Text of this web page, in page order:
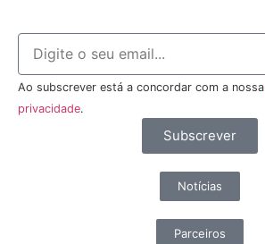
Ao subscrever está a concordar com a nossa
privacidade.
Subscrever
Notícias
Parceiros